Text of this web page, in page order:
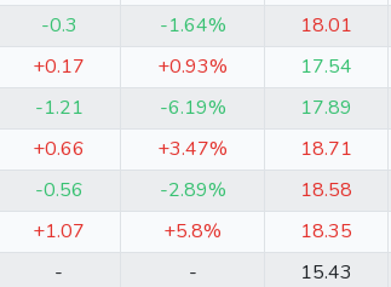
-0.3 -1.64% 18.01
+0.17 +0.93% 17.54
-1.21 -6.19% 17.89
+0.66 +3.47% 18.71
-0.56 -2.89% 18.58
+1.07 +5.8% 18.35
- - 15.43